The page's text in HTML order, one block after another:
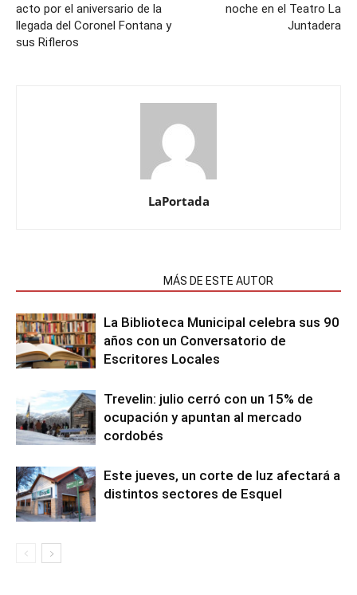
acto por el aniversario de la
llegada del Coronel Fontana y
sus Rifleros
noche en el Teatro La
Juntadera
LaPortada
MÁS DE ESTE AUTOR
La Biblioteca Municipal celebra sus 90
años con un Conversatorio de
Escritores Locales
Trevelin: julio cerró con un 15% de
ocupación y apuntan al mercado
cordobés
Este jueves, un corte de luz afectará a
distintos sectores de Esquel